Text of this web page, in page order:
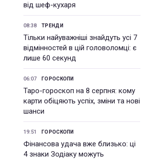
від шеф-кухаря
08:38 ТРЕНДИ
Тільки найуважніші знайдуть усі 7
відмінностей в цій головоломці: є
лише 60 секунд
06:07 ГОРОСКОПИ
Таро-гороскоп на 8 серпня: кому
карти обіцяють успіх, зміни та нові
шанси
19:51 ГОРОСКОПИ
Фінансова удача вже близько: ці
4 знаки Зодіаку можуть